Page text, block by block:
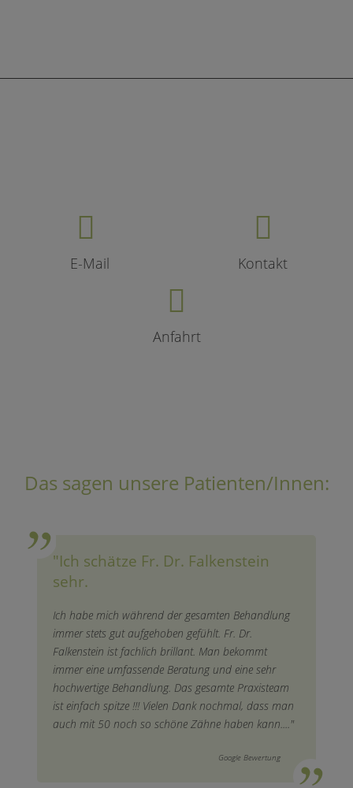
E-Mail Kontakt
Anfahrt
Das sagen unsere Patienten/Innen:
"Ich schätze Fr. Dr. Falkenstein
sehr.
Ich habe mich während der gesamten Behandlung
immer stets gut aufgehoben gefühlt. Fr. Dr.
Falkenstein ist fachlich brillant. Man bekommt
immer eine umfassende Beratung und eine sehr
hochwertige Behandlung. Das gesamte Praxisteam
ist einfach spitze !!! Vielen Dank nochmal, dass man
auch mit 50 noch so schöne Zähne haben kann...."
Google Bewertung